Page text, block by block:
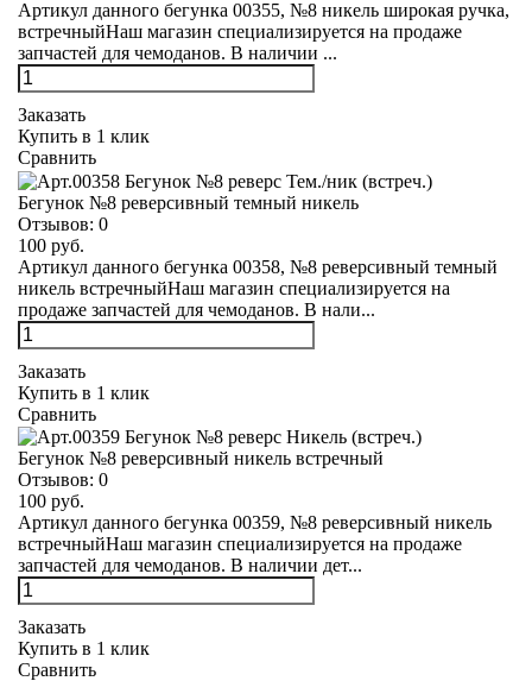
Артикул данного бегунка 00355, №8 никель широкая ручка,
встречныйНаш магазин специализируется на продаже
запчастей для чемоданов. В наличии ...
Заказать
Купить в 1 клик
Сравнить
Бегунок №8 реверсивный темный никель
Отзывов: 0
100 руб.
Артикул данного бегунка 00358, №8 реверсивный темный
никель встречныйНаш магазин специализируется на
продаже запчастей для чемоданов. В нали...
Заказать
Купить в 1 клик
Сравнить
Бегунок №8 реверсивный никель встречный
Отзывов: 0
100 руб.
Артикул данного бегунка 00359, №8 реверсивный никель
встречныйНаш магазин специализируется на продаже
запчастей для чемоданов. В наличии дет...
Заказать
Купить в 1 клик
Сравнить